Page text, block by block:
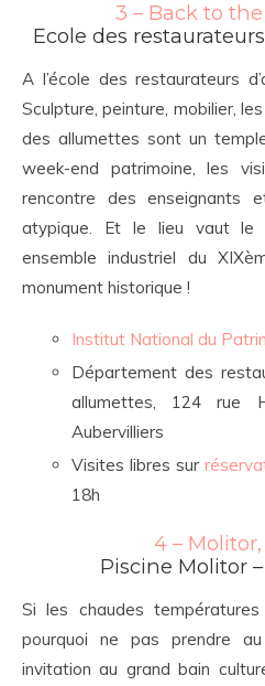
3 – Back to the
Ecole des
A l’école des restaurateurs
Sculpture, peinture, mobilier,
des allumettes sont un
week-end patrimoine, les
rencontre des enseignants
atypique. Et le lieu vaut le
ensemble industriel du
monument historique !
Institut National du
Département des
allumettes, 124 rue
Aubervilliers
Visites libres sur
18h
4 – Molitor,
Piscine Molitor
Si les chaudes
pourquoi ne pas prendre
invitation au grand bain